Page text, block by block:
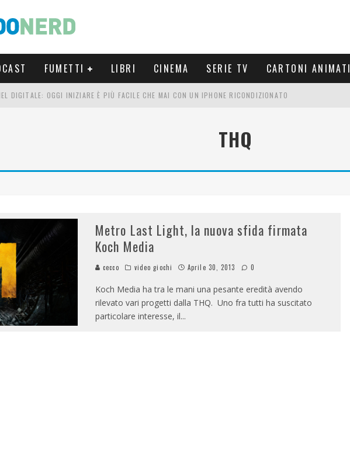
FUMETTI LIBRI CINEMA SERIE TV CARTONI ANIMATI
DIGITALE: OGGI INIZIARE È PIÙ FACILE CHE MAI CON UN IPHONE RICONDIZIONATO
THQ
Metro Last Light, la nuova sfida firmata
Koch Media
cecco video giochi Aprile 30, 2013 0
Koch Media ha tra le mani una pesante eredità avendo
rilevato vari progetti dalla THQ. Uno fra tutti ha suscitato
particolare interesse, il...